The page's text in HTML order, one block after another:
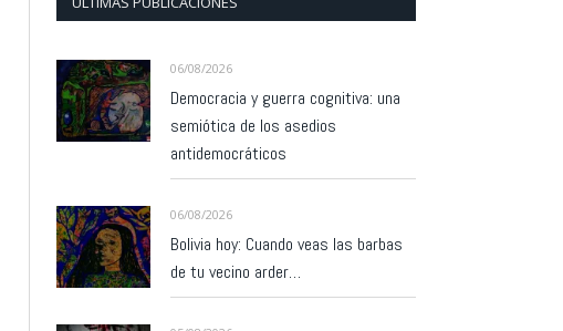
06/08/2026
Democracia y guerra cognitiva: una
semiótica de los asedios
antidemocráticos
06/08/2026
Bolivia hoy: Cuando veas las barbas
de tu vecino arder…